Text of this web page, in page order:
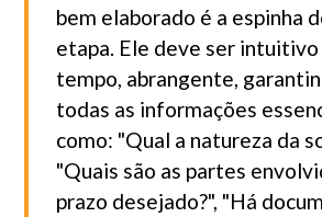
bem elaborado é a espinha
etapa. Ele deve ser intuitivo
tempo, abrangente,
todas as informações
como: "Qual a natureza da
"Quais são as partes
prazo desejado?", "Há